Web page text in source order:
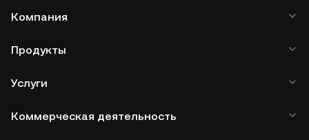
Компания
Продукты
Услуги
Коммерческая деятельность